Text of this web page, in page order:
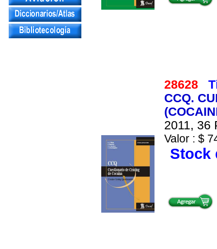
28628
CCQ.
2011, 36
Valor : $
Stock